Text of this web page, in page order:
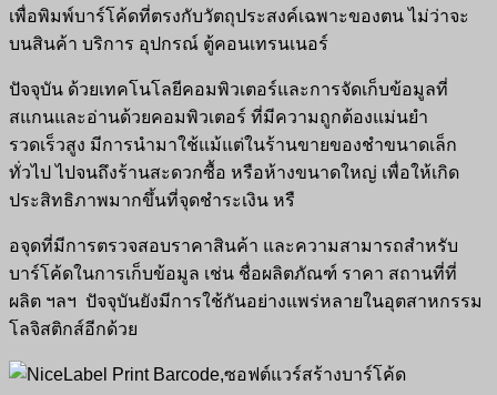
เพื่อพิมพ์บาร์โค้ดที่ตรงกับวัตถุประสงค์เฉพาะของตน ไม่ว่าจะ
บนสินค้า บริการ อุปกรณ์ ตู้คอนเทรนเนอร์
ปัจจุบัน ด้วยเทคโนโลยีคอมพิวเตอร์และการจัดเก็บข้อมูลที่
สแกนและอ่านด้วยคอมพิวเตอร์ ที่มีความถูกต้องแม่นยำ
รวดเร็วสูง มีการนำมาใช้แม้แต่ในร้านขายของชำขนาดเล็ก
ทั่วไป ไปจนถึงร้านสะดวกซื้อ หรือห้างขนาดใหญ่ เพื่อให้เกิด
ประสิทธิภาพมากขึ้นที่จุดชำระเงิน หรื
อจุดที่มีการตรวจสอบราคาสินค้า และความสามารถสำหรับ
บาร์โค้ดในการเก็บข้อมูล เช่น ชื่อผลิตภัณฑ์ ราคา สถานที่ที่
ผลิต ฯลฯ ปัจจุบันยังมีการใช้กันอย่างแพร่หลายในอุตสาหกรรม
โลจิสติกส์อีกด้วย